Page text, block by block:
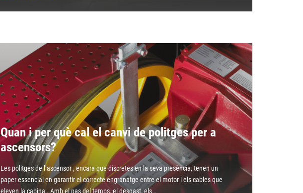
Quan i per què cal el canvi de politges per a
ascensors?
Les politges de l’ascensor , encara que discretes en la seva presència, tenen un
paper essencial en garantir el correcte engranatge entre el motor i els cables que
eleven la cabina . Amb el pas del temps, el desgast, els…